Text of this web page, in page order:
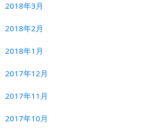
2018年3月
2018年2月
2018年1月
2017年12月
2017年11月
2017年10月